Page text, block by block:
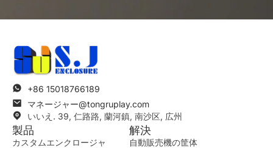
+86 15018766189
マネージャー@tongruplay.com
いいえ. 39, 仁路路, 蘭河鎮, 南沙区, 広州
製品
カスタムエンクロージャ
解決
自動販売機の筐体